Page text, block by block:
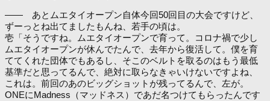
―― あとムエタイオープン自体今回50回目の大会ですけど、
ずーっとね出てましたもんね、若手の頃は。
壱「そうですね。ムエタイオープンで育って。コロナ禍で少し
ムエタイオープンが休んでたんで、去年から復活して。僕を育
ててくれた団体でもあるし、そこのベルトを取るのはもう最低
基準だと思ってるんで、絶対に取らなきゃいけないですよね、
これは。前回のあのビッグショットが残ってるんで、左が。
ONEにMadness（マッドネス）であだ名つけてもらったんです